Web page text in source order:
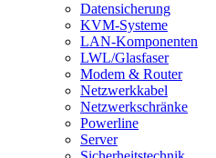
Datensicherung
KVM-Systeme
LAN-Komponenten
LWL/Glasfaser
Modem & Router
Netzwerkkabel
Netzwerkschränke
Powerline
Server